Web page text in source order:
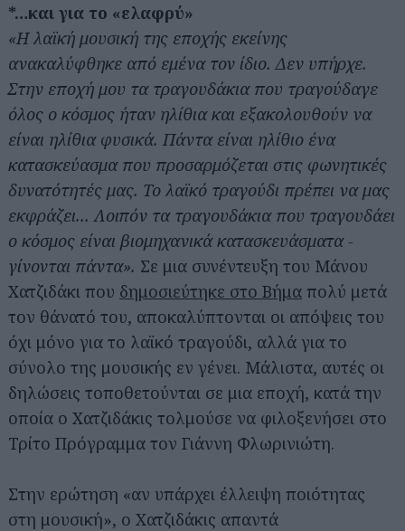
*…και για το «ελαφρύ»
«Η λαϊκή μουσική της εποχής εκείνης
ανακαλύφθηκε από εμένα τον ίδιο. Δεν υπήρχε.
Στην εποχή μου τα τραγουδάκια που τραγούδαγε
όλος ο κόσμος ήταν ηλίθια και εξακολουθούν να
είναι ηλίθια φυσικά. Πάντα είναι ηλίθιο ένα
κατασκεύασμα που προσαρμόζεται στις φωνητικές
δυνατότητές μας. Το λαϊκό τραγούδι πρέπει να μας
εκφράζει... Λοιπόν τα τραγουδάκια που τραγουδάει
ο κόσμος είναι βιομηχανικά κατασκευάσματα ­
γίνονται πάντα». Σε μια συνέντευξη του Μάνου
Χατζιδάκι που δημοσιεύτηκε στο Βήμα πολύ μετά
τον θάνατό του, αποκαλύπτονται οι απόψεις του
όχι μόνο για το λαϊκό τραγούδι, αλλά για το
σύνολο της μουσικής εν γένει. Μάλιστα, αυτές οι
δηλώσεις τοποθετούνται σε μια εποχή, κατά την
οποία ο Χατζιδάκις τολμούσε να φιλοξενήσει στο
Τρίτο Πρόγραμμα τον Γιάννη Φλωρινιώτη.
Στην ερώτηση «αν υπάρχει έλλειψη ποιότητας
στη μουσική», ο Χατζιδάκις απαντά